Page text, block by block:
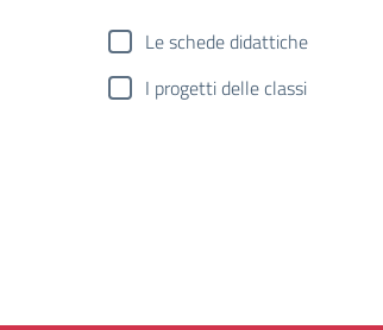
Le schede didattiche
I progetti delle classi